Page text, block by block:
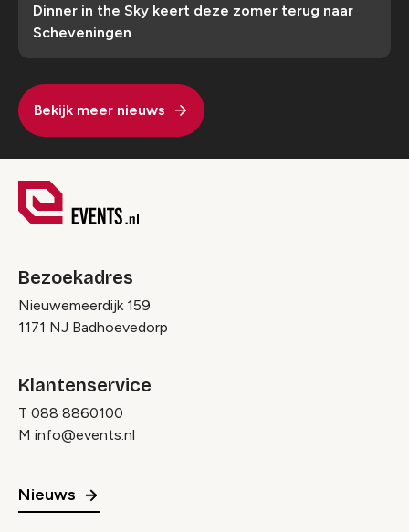
Dinner in the Sky keert deze zomer terug naar
Scheveningen
Bekijk meer nieuws
Bezoekadres
Nieuwemeerdijk 159
1171 NJ Badhoevedorp
Klantenservice
T 088 8860100
M info@events.nl
Nieuws